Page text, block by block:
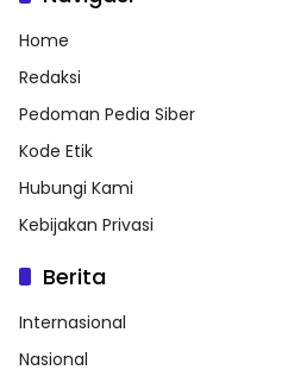
Home
Redaksi
Pedoman Pedia Siber
Kode Etik
Hubungi Kami
Kebijakan Privasi
Berita
Internasional
Nasional